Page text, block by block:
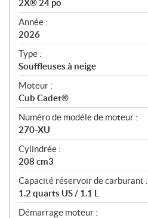
i
f
i
c
a
t
i
o
n
s
2X® 24 po
Année :
2026
Type :
Souffleuses à neige
Moteur :
Cub Cadet®
Numéro de modèle de moteur :
270-XU
Cylindrée :
208 cm3
Capacité réservoir de carburant :
1.2 quarts US / 1.1 L
Démarrage moteur :